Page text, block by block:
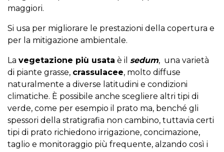
maggiori.
Si usa per migliorare le prestazioni della copertura e
per la mitigazione ambientale.
La vegetazione più usata è il sedum, una varietà
di piante grasse, crassulacee, molto diffuse
naturalmente a diverse latitudini e condizioni
climatiche. È possibile anche scegliere altri tipi di
verde, come per esempio il prato ma, benché gli
spessori della stratigrafia non cambino, tuttavia certi
tipi di prato richiedono irrigazione, concimazione,
taglio e monitoraggio più frequente, alzando così i